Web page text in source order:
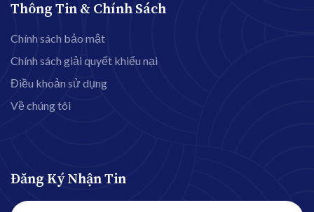
Thông Tin & Chính Sách
Chính sách bảo mật
Chính sách giải quyết khiếu nại
Điều khoản sử dụng
Về chúng tôi
Đăng Ký Nhận Tin